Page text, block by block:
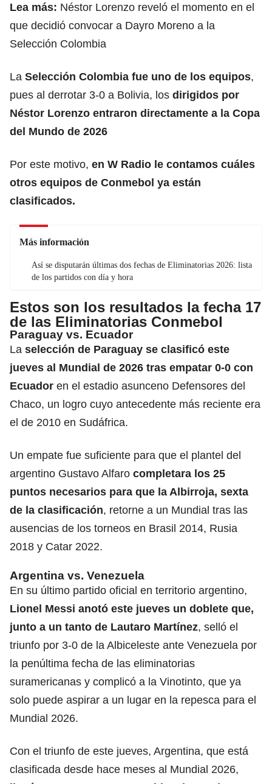
Lea más: Néstor Lorenzo reveló el momento en el
que decidió convocar a Dayro Moreno a la
Selección Colombia
La Selección Colombia fue uno de los equipos,
pues al derrotar 3-0 a Bolivia, los dirigidos por
Néstor Lorenzo entraron directamente a la Copa
del Mundo de 2026
Por este motivo, en W Radio le contamos cuáles
otros equipos de Conmebol ya están
clasificados.
Más información
Así se disputarán últimas dos fechas de Eliminatorias 2026: lista
de los partidos con día y hora
Estos son los resultados la fecha 17
de las Eliminatorias Conmebol
Paraguay vs. Ecuador
La selección de Paraguay se clasificó este
jueves al Mundial de 2026 tras empatar 0-0 con
Ecuador en el estadio asunceno Defensores del
Chaco, un logro cuyo antecedente más reciente era
el de 2010 en Sudáfrica.
Un empate fue suficiente para que el plantel del
argentino Gustavo Alfaro completara los 25
puntos necesarios para que la Albirroja, sexta
de la clasificación, retorne a un Mundial tras las
ausencias de los torneos en Brasil 2014, Rusia
2018 y Catar 2022.
Argentina vs. Venezuela
En su último partido oficial en territorio argentino,
Lionel Messi anotó este jueves un doblete que,
junto a un tanto de Lautaro Martínez, selló el
triunfo por 3-0 de la Albiceleste ante Venezuela por
la penúltima fecha de las eliminatorias
suramericanas y complicó a la Vinotinto, que ya
solo puede aspirar a un lugar en la repesca para el
Mundial 2026.
Con el triunfo de este jueves, Argentina, que está
clasificada desde hace meses al Mundial 2026,